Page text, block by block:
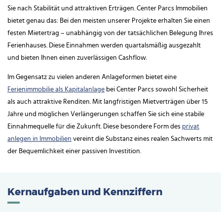
Sie nach Stabilität und attraktiven Erträgen. Center Parcs Immobilien
bietet genau das: Bei den meisten unserer Projekte erhalten Sie einen
festen Mietertrag – unabhängig von der tatsächlichen Belegung Ihres
Ferienhauses. Diese Einnahmen werden quartalsmäßig ausgezahlt
und bieten Ihnen einen zuverlässigen Cashflow.
Im Gegensatz zu vielen anderen Anlageformen bietet eine
Ferienimmobilie als Kapitalanlage bei Center Parcs sowohl Sicherheit
als auch attraktive Renditen. Mit langfristigen Mietverträgen über 15
Jahre und möglichen Verlängerungen schaffen Sie sich eine stabile
Einnahmequelle für die Zukunft. Diese besondere Form des privat
anlegen in Immobilien vereint die Substanz eines realen Sachwerts mit
der Bequemlichkeit einer passiven Investition.
Kernaufgaben und Kennziffern